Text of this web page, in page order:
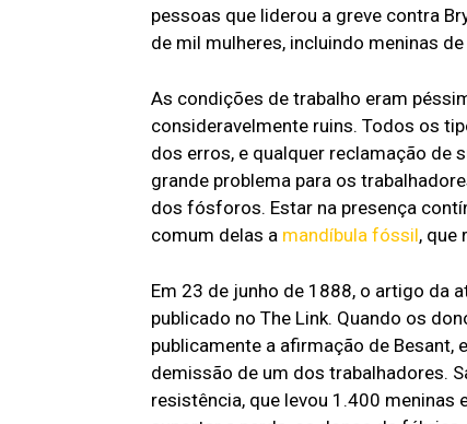
pessoas que liderou a greve contra
de mil mulheres, incluindo meninas
As condições de trabalho eram
consideravelmente ruins. Todos os
dos erros, e qualquer reclamação de
grande problema para os
dos fósforos. Estar na presença
comum delas a mandíbula fóssil, que
Em 23 de junho de 1888, o artigo da
publicado no The Link. Quando os
publicamente a afirmação de Besant,
demissão de um dos trabalhadores.
resistência, que levou 1.400 meninas